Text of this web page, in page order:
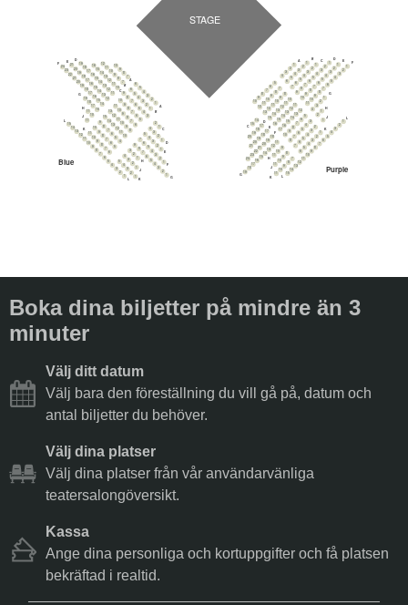
STAGE
Purple
Blue
C
C
15
14
13
12
11
10
9
7
6
5
3
2
1
H
H
11
10
9
8
7
6
5
3
2
1
G
G
19
18
17
16
15
14
13
12
11
10
9
8
7
6
5
4
3
2
1
J
J
11
10
9
8
7
6
5
4
3
2
1
F
F
17
16
15
14
13
12
24
23
22
21
20
19
18
11
10
9
7
6
5
4
3
2
1
L
L
15
14
13
12
11
10
9
8
7
6
5
3
2
1
E
E
16
15
14
13
12
11
21
20
19
18
17
10
9
7
6
5
4
3
2
1
D
D
15
14
13
12
11
10
20
19
18
17
9
7
6
5
4
3
2
1
B
12
11
10
9
7
6
5
3
2
1
A
10
9
7
6
5
3
2
1
K
K
11
10
9
7
6
5
4
3
2
1
A
A
6
5
4
3
2
1
10
9
7
B
B
6
5
4
3
2
1
12
11
10
9
7
C
C
9
8
7
6
5
4
3
16
15
14
13
12
11
10
2
1
D
D
19
18
17
16
15
14
13
12
11
10
9
8
7
6
5
3
2
1
E
21
20
19
18
17
16
15
14
13
12
11
10
9
8
7
6
5
3
2
1
F
F
24
23
22
21
20
19
18
17
16
15
14
13
12
11
10
9
8
7
6
5
4
3
2
1
G
G
19
18
17
16
15
14
13
12
11
10
9
7
6
5
4
3
2
1
H
H
11
10
9
8
7
6
5
4
3
2
1
J
J
10
9
8
7
6
5
3
2
1
11
K
K
11
10
9
8
7
6
5
3
2
1
L
L
15
14
13
12
11
10
9
8
7
6
5
3
2
1
Boka dina biljetter på mindre än 3
minuter
Välj ditt datum
Välj bara den föreställning du vill gå på, datum och
antal biljetter du behöver.
Välj dina platser
Välj dina platser från vår användarvänliga
teatersalongöversikt.
Kassa
Ange dina personliga och kortuppgifter och få platsen
bekräftad i realtid.